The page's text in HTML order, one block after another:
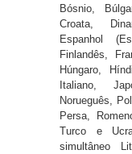
Bósnio,
Croata,
Espanhol
Finlandês,
Húngaro,
Italiano,
Norueguês,
Persa,
Turco e
simultâneo